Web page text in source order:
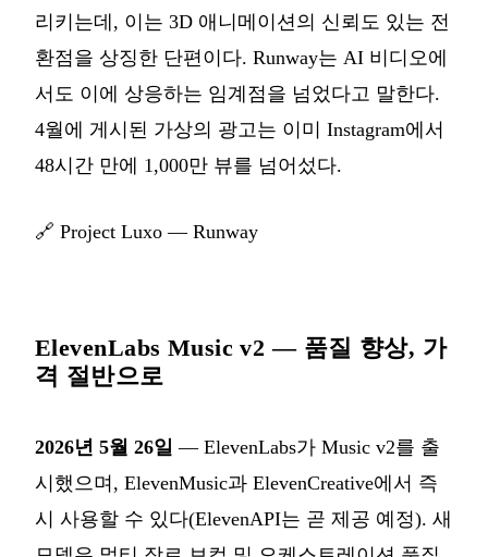
리키는데, 이는 3D 애니메이션의 신뢰도 있는 전
환점을 상징한 단편이다. Runway는 AI 비디오에
서도 이에 상응하는 임계점을 넘었다고 말한다.
4월에 게시된 가상의 광고는 이미 Instagram에서
48시간 만에 1,000만 뷰를 넘어섰다.
🔗 Project Luxo — Runway
ElevenLabs Music v2 — 품질 향상, 가
격 절반으로
2026년 5월 26일 — ElevenLabs가 Music v2를 출
시했으며, ElevenMusic과 ElevenCreative에서 즉
시 사용할 수 있다(ElevenAPI는 곧 제공 예정). 새